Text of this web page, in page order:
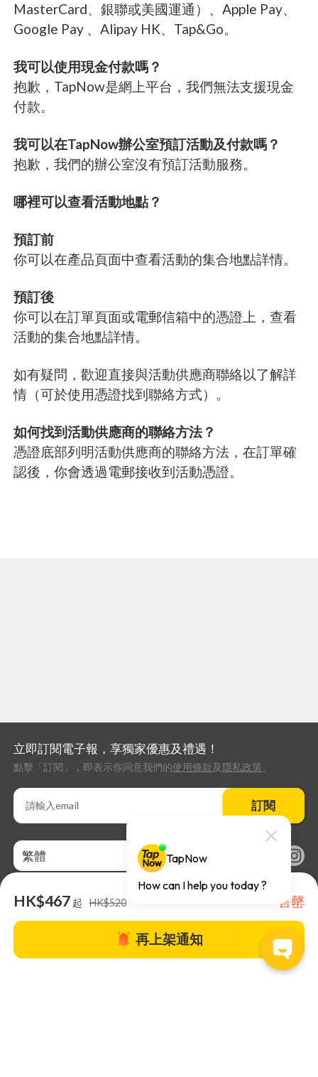
MasterCard、銀聯或美國運通）、Apple Pay、
Google Pay 、Alipay HK、Tap&Go。
我可以使用現金付款嗎？
抱歉，TapNow是網上平台，我們無法支援現金
付款。
我可以在TapNow辦公室預訂活動及付款嗎？
抱歉，我們的辦公室沒有預訂活動服務。
哪裡可以查看活動地點？
預訂前
你可以在產品頁面中查看活動的集合地點詳情。
預訂後
你可以在訂單頁面或電郵信箱中的憑證上，查看
活動的集合地點詳情。
如有疑問，歡迎直接與活動供應商聯絡以了解詳
情（可於使用憑證找到聯絡方式）。
如何找到活動供應商的聯絡方法？
憑證底部列明活動供應商的聯絡方法，在訂單確
認後，你會透過電郵接收到活動憑證。
HK$467 起 HK$520 售罄
再上架通知
立即訂閱電子報，享獨家優惠及禮遇！
點擊「訂閱」，即表示你同意我們的使用條款及 隱私政策。
訂閱
繁體
關於TapNow |TapNow Blog |加入成為合作夥伴|網站條款 |幫助